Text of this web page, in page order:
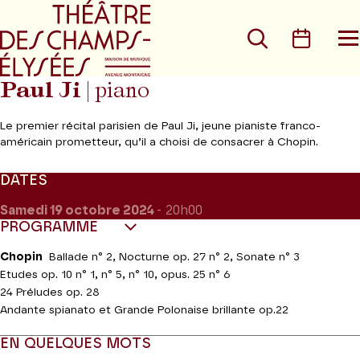
Aller au menu principal
Rechercher
Paul Ji | piano
Le premier récital parisien de Paul Ji, jeune pianiste franco-
américain prometteur, qu’il a choisi de consacrer à Chopin.
DATES
Samedi 19 octobre 2024 - 20h00
PROGRAMME
Chopin Ballade n° 2, Nocturne op. 27 n° 2, Sonate n° 3
Etudes op. 10 n° 1, n° 5, n° 10, opus. 25 n° 6
24 Préludes op. 28
Andante spianato et Grande Polonaise brillante op.22
EN QUELQUES MOTS